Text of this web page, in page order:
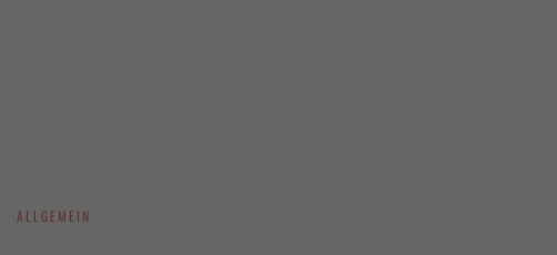
ALLGEMEIN
Inhalte von Videoplattformen und Social-Media-Plattformen werden standardmäßig